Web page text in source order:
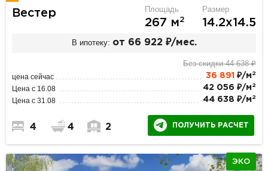
Вестер Площадь
267 м2
Размер
14.2х14.5
В ипотеку: от 66 922 ₽/мес.
Без скидки 44 638 ₽
цена сейчас 36 891 ₽/м 2
Цена с 16.08 42 056 ₽/м 2
Цена с 31.08 44 638 ₽/м 2
4 4 2 ПОЛУЧИТЬ РАСЧЕТ
ЭКО